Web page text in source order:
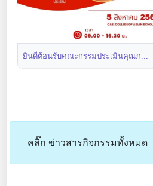
ยินดีต้อนรับคณะกรรมประเมินคุณภ...